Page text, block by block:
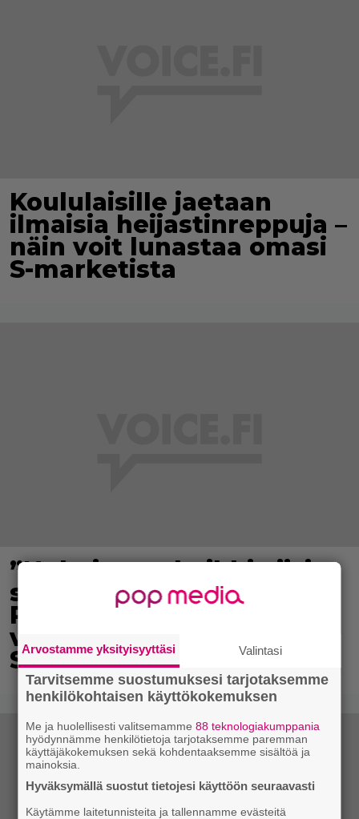
Koululaisille jaetaan
ilmaisia heijastinreppuja –
näin voit lunastaa omasi
S-marketista
”Nukuimme kaikki viisi
samassa huoneessa” –
Renny Harlinin perhe
vietti unelmien kesän
Suomessa
Arvostamme yksityisyyttäsi Valintasi
Tarvitsemme suostumuksesi tarjotaksemme
henkilökohtaisen käyttökokemuksen
Me ja huolellisesti valitsemamme88 teknologiakumppania
hyödynnämme henkilötietoja tarjotaksemme paremman
käyttäjäkokemuksen sekä kohdentaaksemme sisältöä ja
mainoksia.
Hyväksymällä suostut tietojesi käyttöön seuraavasti
Käytämme laitetunnisteita ja tallennamme evästeitä